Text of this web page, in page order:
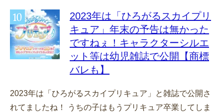
2023年は「ひろがるスカイプリ
キュア」年末の予告は無かった
ですねぇ！キャラクターシルエ
ット等は幼児雑誌で公開【商標
バレも】
2023年は「ひろがるスカイプリキュア」と雑誌で公開さ
れてましたね！ うちの子はもうプリキュア卒業してしま